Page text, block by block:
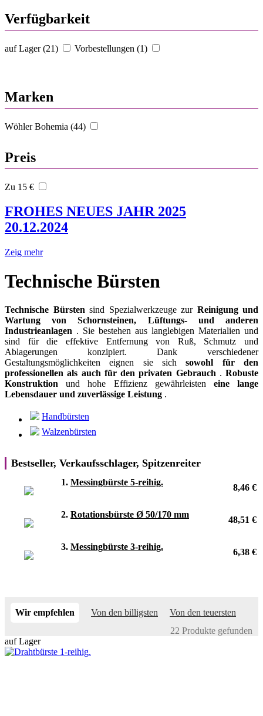
Verfügbarkeit
auf Lager (21) Vorbestellungen (1)
Marken
Wöhler Bohemia (44)
Preis
Zu 15 €
FROHES NEUES JAHR 2025
20.12.2024
Zeig mehr
Technische Bürsten
Technische Bürsten sind Spezialwerkzeuge zur Reinigung und
Wartung von Schornsteinen, Lüftungs- und anderen
Industrieanlagen . Sie bestehen aus langlebigen Materialien und
sind für die effektive Entfernung von Ruß, Schmutz und
Ablagerungen konzipiert. Dank verschiedener
Gestaltungsmöglichkeiten eignen sie sichsowohl für den
professionellen als auch für den privaten Gebrauch . Robuste
Konstruktion und hohe Effizienz gewährleisten eine lange
Lebensdauer und zuverlässige Leistung .
Handbürsten
Walzenbürsten
Bestseller, Verkaufsschlager, Spitzenreiter
1. Messingbürste 5-reihig.
8,46 €
2. Rotationsbürste Ø 50/170 mm
48,51 €
3. Messingbürste 3-reihig.
6,38 €
Wir empfehlen Von den billigsten
Von den teuersten
22 Produkte gefunden
auf Lager